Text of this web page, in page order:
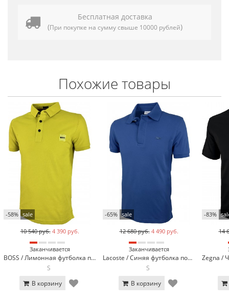
Бесплатная доставка
(При покупке на сумму свыше 10000 рублей)
Похожие товары
-58% sale
10 540 руб. 4 390 руб.
Заканчивается
BOSS / Лимонная футболка поло BOSS 13-923-24
S
В корзину
-65% sale
12 680 руб. 4 490 руб.
Заканчивается
Lacoste / Синяя футболка поло Lacoste LC3-4
S
В корзину
-83%
14